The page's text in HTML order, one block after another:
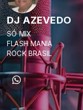
DJ AZEVEDO
SÓ MIX
FLASH MANIA
ROCK BRASIL